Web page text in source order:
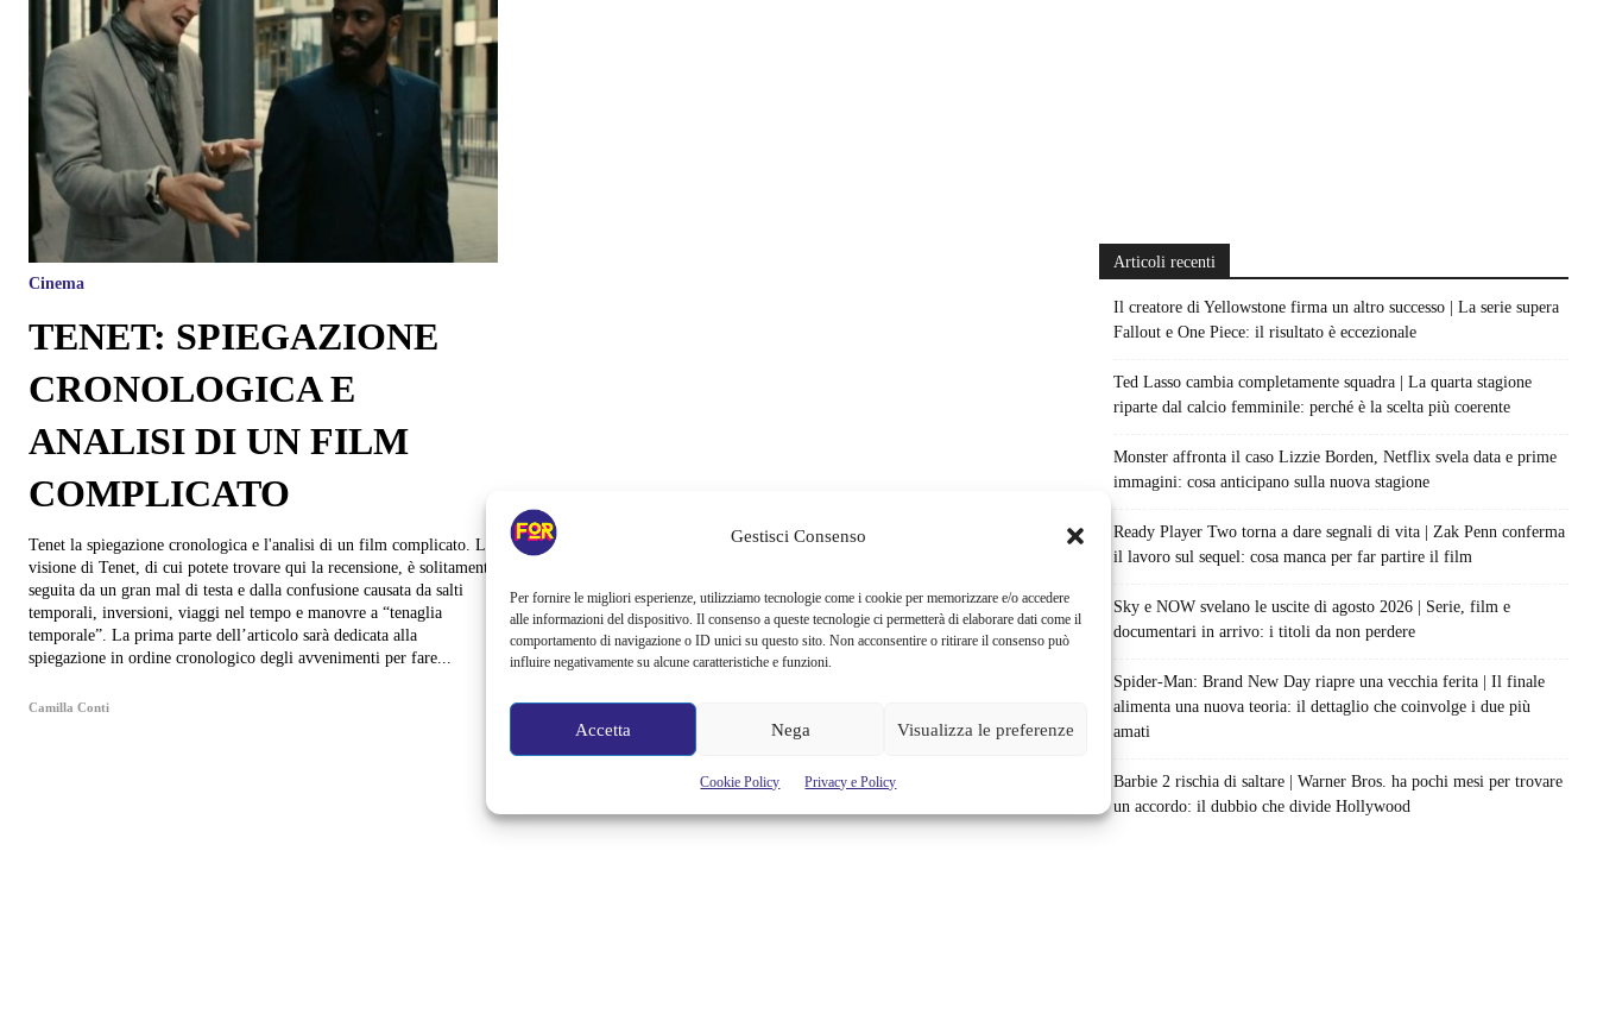
Gestisci Consenso
Per fornire le migliori esperienze, utilizziamo tecnologie come i cookie per memorizzare e/o accedere
alle informazioni del dispositivo. Il consenso a queste tecnologie ci permetterà di elaborare dati come il
comportamento di navigazione o ID unici su questo sito. Non acconsentire o ritirare il consenso può
influire negativamente su alcune caratteristiche e funzioni.
Accetta Nega Visualizza le preferenze
Cookie Policy Privacy e Policy
Cinema
TENET: SPIEGAZIONE
CRONOLOGICA E
ANALISI DI UN FILM
COMPLICATO
Tenet la spiegazione cronologica e l'analisi di un film complicato. La
visione di Tenet, di cui potete trovare qui la recensione, è solitamente
seguita da un gran mal di testa e dalla confusione causata da salti
temporali, inversioni, viaggi nel tempo e manovre a “tenaglia
temporale”. La prima parte dell’articolo sarà dedicata alla
spiegazione in ordine cronologico degli avvenimenti per fare...
Camilla Conti
Articoli recenti
Il creatore di Yellowstone firma un altro successo | La serie supera
Fallout e One Piece: il risultato è eccezionale
Ted Lasso cambia completamente squadra | La quarta stagione
riparte dal calcio femminile: perché è la scelta più coerente
Monster affronta il caso Lizzie Borden, Netflix svela data e prime
immagini: cosa anticipano sulla nuova stagione
Ready Player Two torna a dare segnali di vita | Zak Penn conferma
il lavoro sul sequel: cosa manca per far partire il film
Sky e NOW svelano le uscite di agosto 2026 | Serie, film e
documentari in arrivo: i titoli da non perdere
Spider-Man: Brand New Day riapre una vecchia ferita | Il finale
alimenta una nuova teoria: il dettaglio che coinvolge i due più
amati
Barbie 2 rischia di saltare | Warner Bros. ha pochi mesi per trovare
un accordo: il dubbio che divide Hollywood